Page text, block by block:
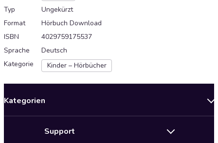
Typ
Ungekürzt
Format
Hörbuch Download
ISBN
4029759175537
Sprache
Deutsch
Kategorie
Kinder – Hörbücher
Kategorien
Support